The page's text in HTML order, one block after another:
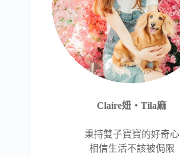
Claire妞‧Tila麻
秉持雙子寶寶的好奇心
相信生活不該被侷限